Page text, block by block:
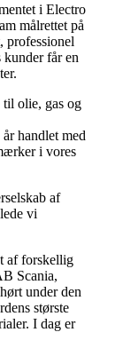
i Electro
målrettet på
professionel
kunder får en
til olie, gas og
handlet med
i vores
af
vi
af forskellig
Scania,
under den
største
I dag er